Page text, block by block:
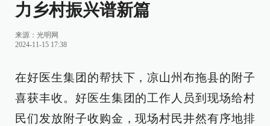
力乡村振兴谱新篇
来源：光明网
2024-11-15 17:38
在好医生集团的帮扶下，凉山州布拖县的附子
喜获丰收。好医生集团的工作人员到现场给村
民们发放附子收购金，现场村民井然有序地排